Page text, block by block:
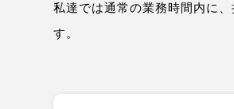
私達では通常の業務時間内に
す。